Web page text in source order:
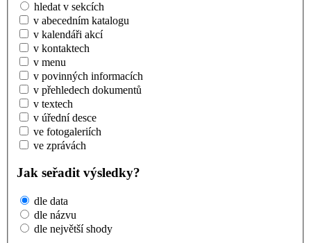
hledat v sekcích
v abecedním katalogu
v kalendáři akcí
v kontaktech
v menu
v povinných informacích
v přehledech dokumentů
v textech
v úřední desce
ve fotogaleriích
ve zprávách
Jak seřadit výsledky?
dle data
dle názvu
dle největší shody